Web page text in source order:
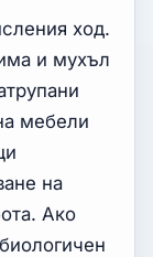
ход.
и мухъл
мебели
на
Ако